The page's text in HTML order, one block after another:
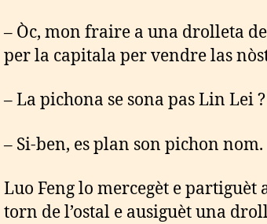
– Òc, mon fraire a una drolleta
per la capitala per vendre las
– La pichona se sona pas Lin Lei
– Si-ben, es plan son pichon nom.
Luo Feng lo mercegèt e partiguèt
torn de l’ostal e ausiguèt una